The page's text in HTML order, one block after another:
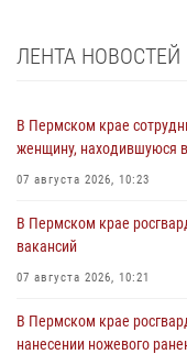
ЛЕНТА НОВОСТЕЙ
В Пермском крае
женщину, находившуюся
07 августа 2026, 10:23
В Пермском крае
вакансий
07 августа 2026, 10:21
В Пермском крае
нанесении ножевого